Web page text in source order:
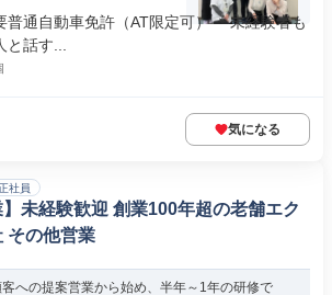
普通自動車免許（AT限定可） ＊未経験者も
話す...
気になる
社員
未経験歓迎 創業100年超の老舗エク
その他営業
への提案営業から始め、半年～1年の研修で